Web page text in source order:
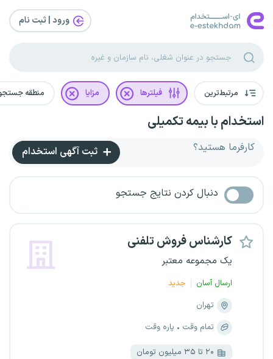
ورود | ثبت‌ نام
مرتبط‌ترین فیلترها مزایا منطقه
استخدام با بیمه تکمیلی
کارفرما هستید؟ ثبت آگهی استخدام
دنبال کردن نتایج جستجو
کارشناس فروش تلفنی
یک مجموعه معتبر
ارسال آسان
جدید
تهران
تمام وقت
پاره وقت
۲۰ تا ۳۵ میلیون تومان